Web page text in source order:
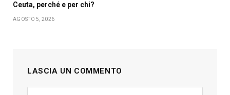
Ceuta, perché e per chi?
AGOSTO 5, 2026
LASCIA UN COMMENTO